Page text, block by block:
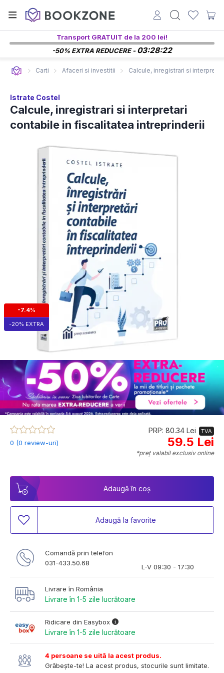
Transport GRATUIT de la 200 lei!
-50% EXTRA REDUCERE -03:28:22
Carti Afaceri si investitii Calcule, inregistrari si
Istrate Costel
Calcule, inregistrari si interpretari
contabile in fiscalitatea intreprinderii
-7.4%
-20% EXTRA
0 (0 review-uri)
PRP: 80.34 Lei TVA
59.5 Lei
*preț valabil exclusiv online
Adaugă în coș
Adaugă la favorite
Comandă prin telefon
031-433.50.68
L-V 09:30 - 17:30
Livrare în România
Livrare în 1-5 zile lucrătoare
Ridicare din Easybox
Livrare în 1-5 zile lucrătoare
4 persoane se uită la acest produs.
Grăbește-te! La acest produs, stocurile sunt limitate.